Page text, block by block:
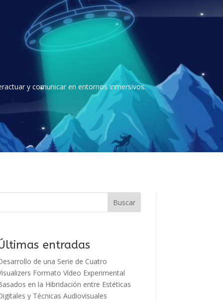
y comunicar en entornos inmersivos.
Buscar
entradas
de una Serie de Cuatro
Formato Vídeo Experimental
en la Hibridación entre Estéticas
y Técnicas Audiovisuales